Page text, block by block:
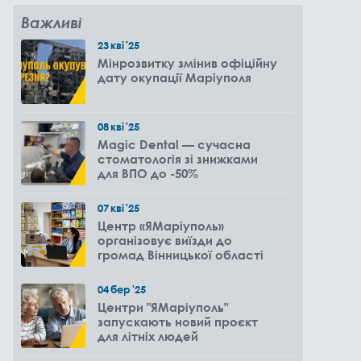
Важливі
23кві'25
Мінрозвитку змінив офіційну
дату окупації Маріуполя
08кві'25
Magic Dental — сучасна
стоматологія зі знижками
для ВПО до -50%
07кві'25
Центр «ЯМаріуполь»
організовує виїзди до
громад Вінницької області
04бер'25
Центри "ЯМаріуполь"
запускають новий проєкт
для літніх людей